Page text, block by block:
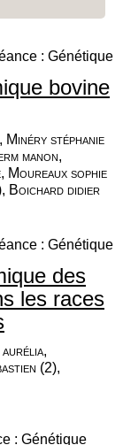
: Génétique
bovine
Minéry stéphanie
manon,
Moureaux sophie
Boichard didier
: Génétique
des
les races
(2),
: Génétique